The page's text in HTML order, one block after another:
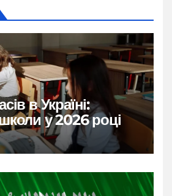
в Україні:
у 2026 році